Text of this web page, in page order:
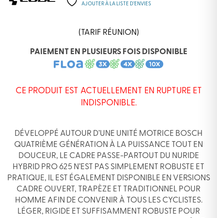
AJOUTER À LA LISTE D’ENVIES
(TARIF RÉUNION)
PAIEMENT EN PLUSIEURS FOIS DISPONIBLE
CE PRODUIT EST ACTUELLEMENT EN RUPTURE ET
INDISPONIBLE.
DÉVELOPPÉ AUTOUR D’UNE UNITÉ MOTRICE BOSCH
QUATRIÈME GÉNÉRATION À LA PUISSANCE TOUT EN
DOUCEUR, LE CADRE PASSE-PARTOUT DU NURIDE
HYBRID PRO 625 N’EST PAS SIMPLEMENT ROBUSTE ET
PRATIQUE, IL EST ÉGALEMENT DISPONIBLE EN VERSIONS
CADRE OUVERT, TRAPÈZE ET TRADITIONNEL POUR
HOMME AFIN DE CONVENIR À TOUS LES CYCLISTES.
LÉGER, RIGIDE ET SUFFISAMMENT ROBUSTE POUR